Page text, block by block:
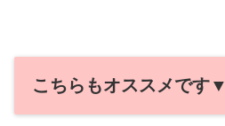
こちらもオススメです▼